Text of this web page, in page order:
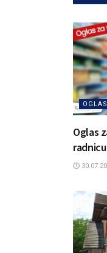
Oglas
radnicu